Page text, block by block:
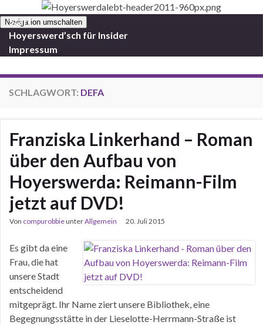
Navigation umschalten
Start
Hoyerswerd’sch für Insider
Impressum
SCHLAGWORT: DEFA
Franziska Linkerhand – Roman
über den Aufbau von
Hoyerswerda: Reimann-Film
jetzt auf DVD!
Von compurobbieunterAllgemein 20. Juli 2015
Es gibt da eine
Frau, die hat
unsere Stadt
entscheidend
mitgeprägt. Ihr Name ziert unsere Bibliothek, eine
Begegnungsstätte in der Lieselotte-Herrmann-Straße ist